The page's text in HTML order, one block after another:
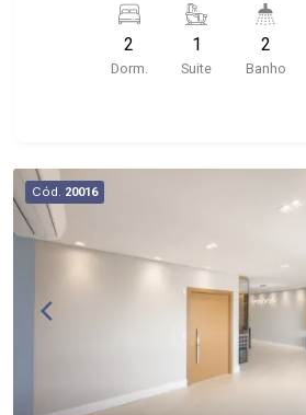
churrasqueira; - Localizado
Unaerp, Bar do Mineiro,
Pharma Farmácia de
2
Dorm.
1
Suite
2
Banho
Cód. 20016